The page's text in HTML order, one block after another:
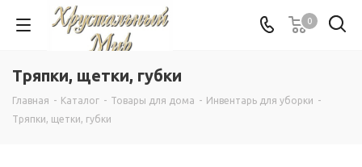
0
Тряпки, щетки, губки
Главная - Каталог - Товары для дома - Инвентарь для уборки -
Тряпки, щетки, губки